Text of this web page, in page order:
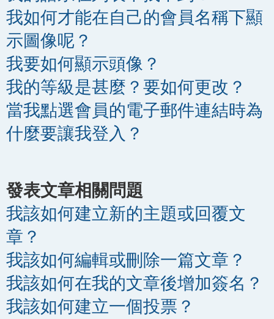
我如何才能在自己的會員名稱下顯
示圖像呢？
我要如何顯示頭像？
我的等級是甚麼？要如何更改？
當我點選會員的電子郵件連結時為
什麼要讓我登入？
發表文章相關問題
我該如何建立新的主題或回覆文
章？
我該如何編輯或刪除一篇文章？
我該如何在我的文章後增加簽名？
我該如何建立一個投票？